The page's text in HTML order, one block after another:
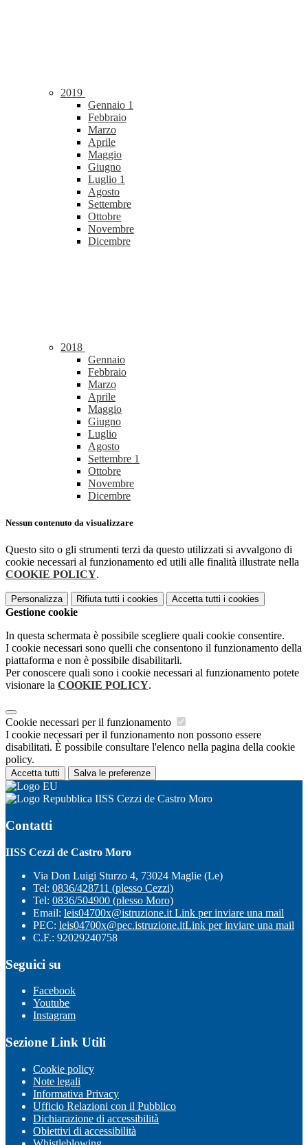
2019
Gennaio 1
Febbraio
Marzo
Aprile
Maggio
Giugno
Luglio 1
Agosto
Settembre
Ottobre
Novembre
Dicembre
2018
Gennaio
Febbraio
Marzo
Aprile
Maggio
Giugno
Luglio
Agosto
Settembre 1
Ottobre
Novembre
Dicembre
Nessun contenuto da visualizzare
Questo sito o gli strumenti terzi da questo utilizzati si avvalgono di
cookie necessari al funzionamento ed utili alle finalità illustrate nella
COOKIE POLICY.
Personalizza Rifiuta tutti i cookies Accetta tutti i cookies
Gestione cookie
In questa schermata è possibile scegliere quali cookie consentire.
I cookie necessari sono quelli che consentono il funzionamento della
piattaforma e non è possibile disabilitarli.
Per conoscere quali sono i cookie necessari al funzionamento potete
visionare la COOKIE POLICY.
Cookie necessari per il funzionamento
I cookie necessari per il funzionamento non possono essere
disabilitati. È possibile consultare l'elenco nella pagina della cookie
policy.
Accetta tutti Salva le preferenze
IISS Cezzi de Castro Moro
Contatti
IISS Cezzi de Castro Moro
Via Don Luigi Sturzo 4, 73024 Maglie (Le)
Tel: 0836/428711 (plesso Cezzi)
Tel: 0836/504900 (plesso Moro)
Email: leis04700x@istruzione.it Link per inviare una mail
PEC: leis04700x@pec.istruzione.itLink per inviare una mail
C.F.: 92029240758
Seguici su
Facebook
Youtube
Instagram
Sezione Link Utili
Cookie policy
Note legali
Informativa Privacy
Ufficio Relazioni con il Pubblico
Dichiarazione di accessibilità
Obiettivi di accessibilità